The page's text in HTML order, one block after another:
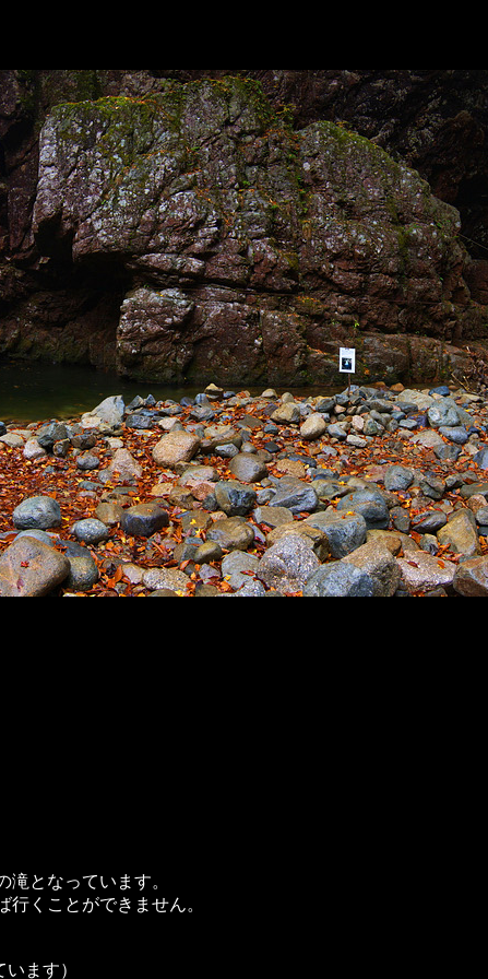
となっています。
くことができません。
ます）